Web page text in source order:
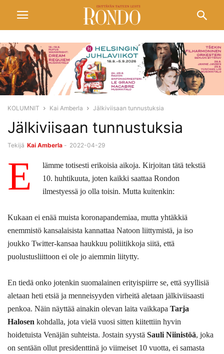
KOLUMNIT Kai Amberla Jälkiviisaan tunnustuksia
Jälkiviisaan tunnustuksia
Tekijä Kai Amberla - 2022-04-29
E
lämme totisesti erikoisia aikoja. Kirjoitan tätä tekstiä
10. huhtikuuta, joten kaikki saattaa Rondon
ilmestyessä jo olla toisin. Mutta kuitenkin:
Kukaan ei enää muista koronapandemiaa, mutta yhtäkkiä
enemmistö kansalaisista kannattaa Natoon liittymistä, ja iso
joukko Twitter-kansaa haukkuu poliitikkoja siitä, että
puolustusliittoon ei ole jo aiemmin liitytty.
En tiedä onko jotenkin suomalainen erityispiirre se, että syyllisiä
aletaan heti etsiä ja menneisyyden virheitä aletaan jälkiviisaasti
penkoa. Näin näyttää ainakin olevan laita vaikkapa Tarja
Halosen kohdalla, jota vielä vuosi sitten kiitettiin hyvin
hoidetuista Venäjän suhteista. Jostain syystä Sauli Niinistöä, joka
on sentään ollut presidenttinä jo viimeiset 10 vuotta, ei samasta